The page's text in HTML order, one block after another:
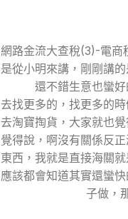
網路金流大查稅(3)-電商
是從小明來講，剛剛講
還不錯生意也蠻
去找更多的，找更多的
去淘寶掏貨，大家就也
覺得說，啊沒有關係反
東西，我就是直接海關
應該都會知道其實還蠻
子做，